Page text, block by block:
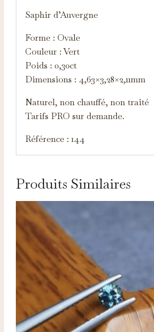
Saphir d’Auvergne
Forme : Ovale
Couleur : Vert
Poids : 0,30ct
Dimensions : 4,63×3,28×2,11mm
Naturel, non chauffé, non traité
Tarifs PRO sur demande.
Référence : 144
Produits Similaires